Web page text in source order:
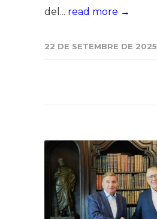
del... read more →
22 DE SETEMBRE DE 2025